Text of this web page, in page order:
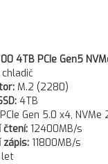
4TB PCIe Gen5
M.2 (2280)
4TB
PCIe Gen 5.0 x4, NVMe
čtení: 12400MB/s
zápis: 11800MB/s
let